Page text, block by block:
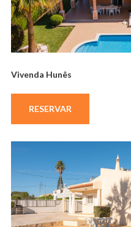
Vivenda Hunês
RESERVAR